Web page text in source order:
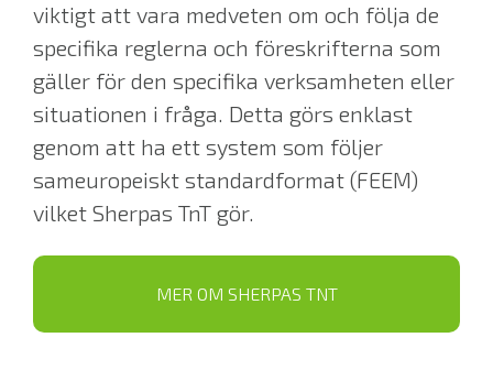
viktigt att vara medveten om och följa de
specifika reglerna och föreskrifterna som
gäller för den specifika verksamheten eller
situationen i fråga. Detta görs enklast
genom att ha ett system som följer
sameuropeiskt standardformat (FEEM)
vilket Sherpas TnT gör.
MER OM SHERPAS TNT